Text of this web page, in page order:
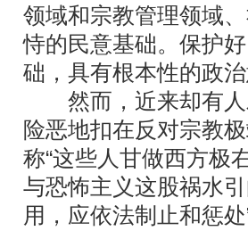
领域和宗教管理领域
恃的民意基础。保护
础，具有根本性的政治
然而，近来却有人
险恶地扣在反对宗教
称“这些人甘做西方极
与恐怖主义这股祸水
用，应依法制止和惩处”